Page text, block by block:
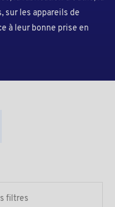
sur les appareils de
à leur bonne prise en
filtres